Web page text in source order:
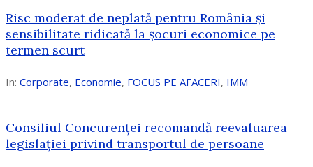
Risc moderat de neplată pentru România și
sensibilitate ridicată la șocuri economice pe
termen scurt
In: Corporate, Economie, FOCUS PE AFACERI, IMM
Consiliul Concurenței recomandă reevaluarea
legislației privind transportul de persoane